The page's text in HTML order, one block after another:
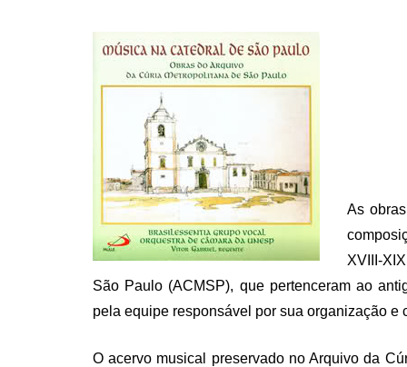
As
XVIII-
São Paulo (ACMSP), que pertenceram ao
pela equipe responsável por sua organização e
O acervo musical preservado no Arquivo da